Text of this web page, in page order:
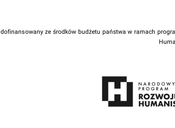
ze środków budżetu państwa w ramach